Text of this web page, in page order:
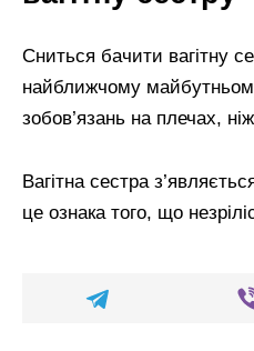
Сниться бачити вагітну
найближчому
зобов’язань на плечах,
Вагітна сестра
це ознака того, що